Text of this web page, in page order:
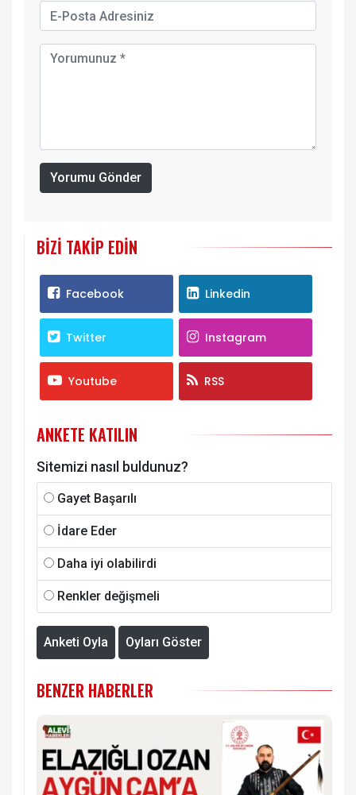
Yorumu Gönder
BIZI TAKIP EDIN
Facebook Linkedin
Twitter Instagram
Youtube RSS
ANKETE KATILIN
Sitemizi nasıl buldunuz?
Gayet Başarılı
İdare Eder
Daha iyi olabilirdi
Renkler değişmeli
Anketi Oyla Oyları Göster
BENZER HABERLER